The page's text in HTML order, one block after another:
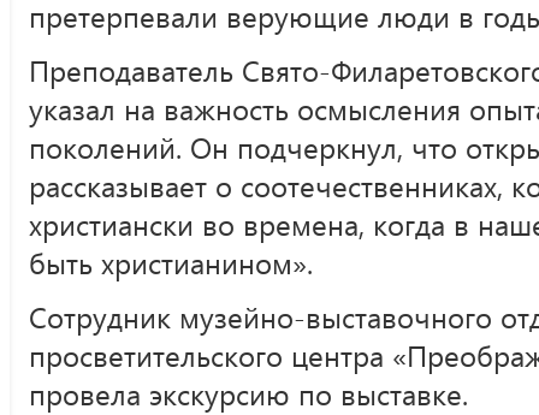
претерпевали верующие люди в
Преподаватель Свято-
указал на важность осмысления
поколений. Он подчеркнул, что
рассказывает о соотечественниках,
христиански во времена, когда в
быть христианином».
Сотрудник музейно-выставочного
просветительского центра
провела экскурсию по выставке.